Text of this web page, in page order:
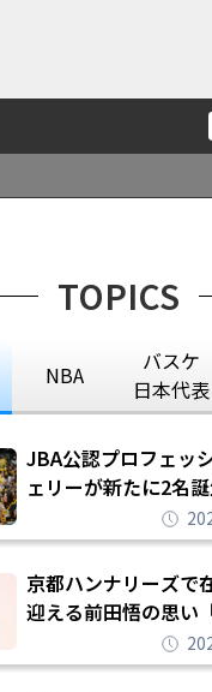
TOPICS
NBA
バスケ
日本代表
JBA公認プロフェッ
ェリーが新たに2名
平は16年間続けた
れを告げてプロ転向
京都ハンナリーズで
迎える前田悟の思い
チームで勝ちたい、
められたまま終わり